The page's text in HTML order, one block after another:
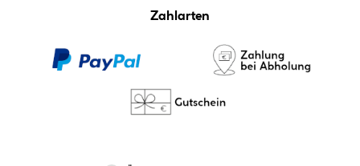
Zahlarten